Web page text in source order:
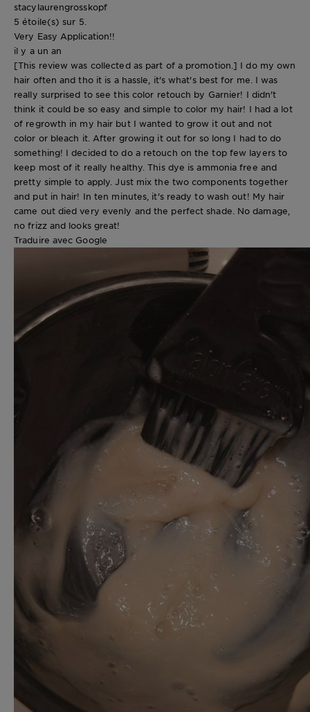
stacylaurengrosskopf
5 étoile(s) sur 5.
Very Easy Application!!
il y a un an
[This review was collected as part of a promotion.] I do my own
hair often and tho it is a hassle, it's what's best for me. I was
really surprised to see this color retouch by Garnier! I didn't
think it could be so easy and simple to color my hair! I had a lot
of regrowth in my hair but I wanted to grow it out and not
color or bleach it. After growing it out for so long I had to do
something! I decided to do a retouch on the top few layers to
keep most of it really healthy. This dye is ammonia free and
pretty simple to apply. Just mix the two components together
and put in hair! In ten minutes, it's ready to wash out! My hair
came out died very evenly and the perfect shade. No damage,
no frizz and looks great!
Traduire avec Google